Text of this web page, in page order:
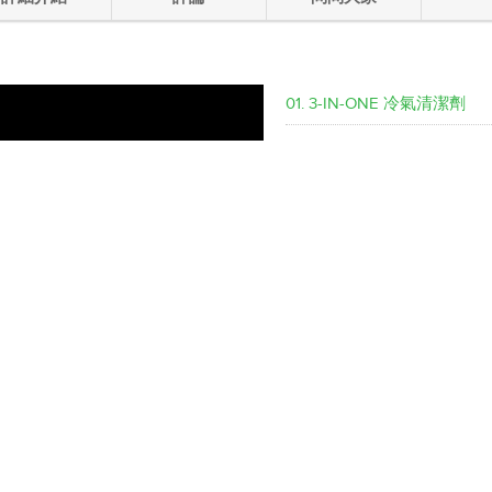
01. 3-IN-ONE 冷氣清潔劑